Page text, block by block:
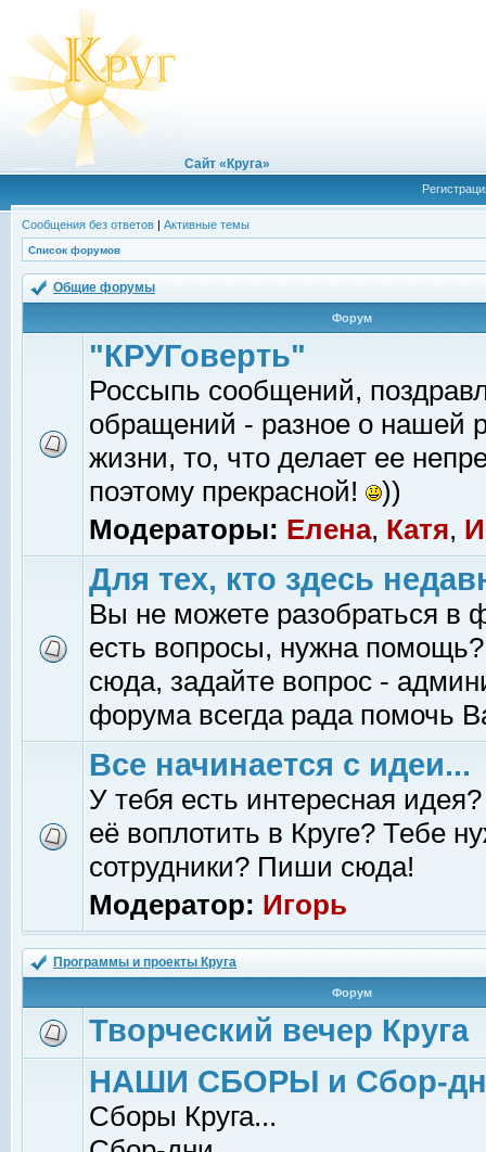
Сайт «Круга»
Сообщения без ответов | Активные темы
Список форумов
Общие форумы
Форум
"КРУГоверть"
Россыпь сообщений,
обращений - разное о нашей
жизни, то, что делает ее
поэтому прекрасной!
))
Модераторы: Елена, Катя,
Для тех, кто здесь
Вы не можете разобраться в
есть вопросы, нужна помощь?
сюда, задайте вопрос -
форума всегда рада помочь
Все начинается с идеи...
У тебя есть интересная
её воплотить в Круге? Тебе
сотрудники? Пиши сюда!
Модератор: Игорь
Программы и проекты Круга
Форум
Творческий вечер Круга
НАШИ СБОРЫ и Сбор-
Сборы Круга...